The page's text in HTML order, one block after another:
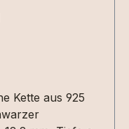
Kette aus 925